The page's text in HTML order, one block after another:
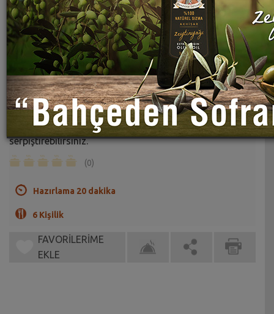
Karamelli Fındıklı Muhallebi Tarifi
Sahrap Soysal
Üzerine hindistan cevizi ve nescafe de
serpiştirebilirsiniz.
(0)
Hazırlama 20 dakika
6 Kişilik
FAVORİLERİME
EKLE